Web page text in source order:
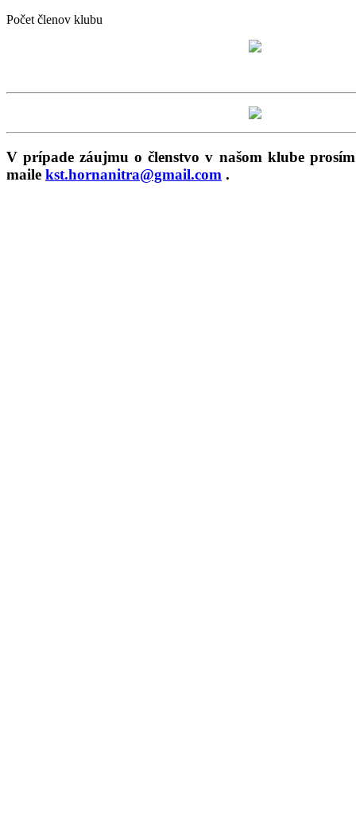
Počet členov klubu
V prípade záujmu o členstvo v našom klube
maile kst.hornanitra@gmail.com .